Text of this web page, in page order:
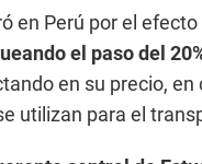
en Perú por el
el paso del
en su precio,
utilizan para el